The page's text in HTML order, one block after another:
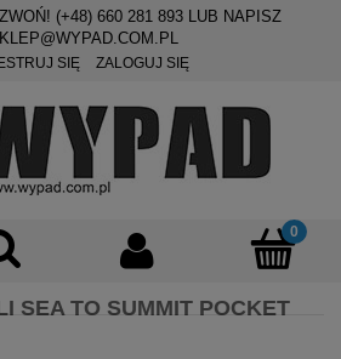
(+48) 660 281 893LUB NAPISZ
SIĘ ZALOGUJ SIĘ
SEA TO SUMMIT POCKET